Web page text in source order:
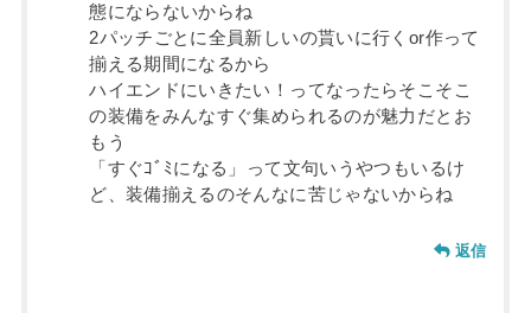
態にならないからね
2パッチごとに全員新しいの貰いに行くor作って
揃える期間になるから
ハイエンドにいきたい！ってなったらそこそこ
の装備をみんなすぐ集められるのが魅力だとお
もう
「すぐｺﾞﾐになる」って文句いうやつもいるけ
ど、装備揃えるのそんなに苦じゃないからね
返信